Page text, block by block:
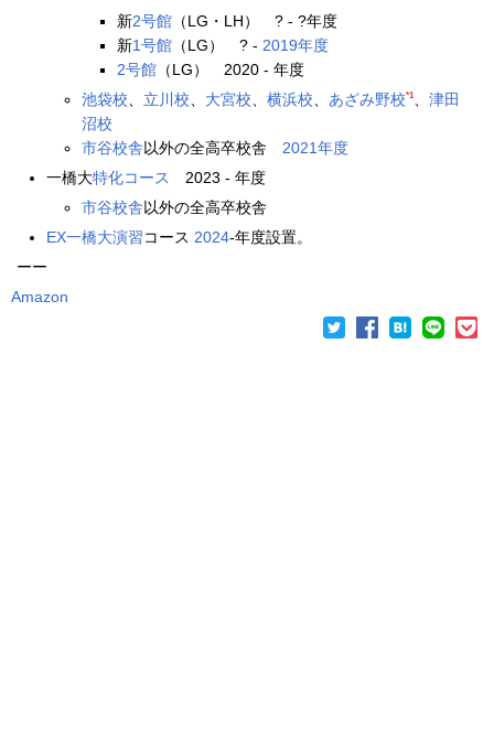
新2号館 （LG・LH） ? - ?年度
新1号館 （LG） ? - 2019年度
2号館 （LG） 2020 - 年度
池袋校
立川校 大宮校 横浜校 あざみ野校*1、 津田
沼校
市谷校舎以外の全高卒校舎 2021年度
一橋大特化コース
2023 - 年度
市谷校舎以外の全高卒校舎
EX一橋大演習コース 2024-年度設置。
ーー
Amazon